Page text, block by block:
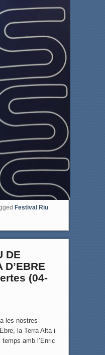
Festival Riu
DE
D’EBRE
(04-
les nostres
la Terra Alta i
amb l’Enric